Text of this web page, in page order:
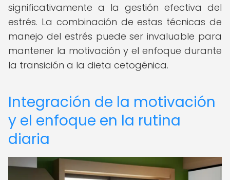
significativamente a la gestión efectiva del
estrés. La combinación de estas técnicas de
manejo del estrés puede ser invaluable para
mantener la motivación y el enfoque durante
la transición a la dieta cetogénica.
Integración de la motivación
y el enfoque en la rutina
diaria